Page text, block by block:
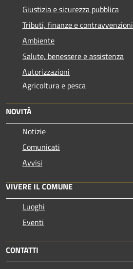
Giustizia e sicurezza pubblica
Tributi, finanze e contravvenzioni
Ambiente
Salute, benessere e assistenza
Autorizzazioni
Agricoltura e pesca
NOVITÀ
Notizie
Comunicati
Avvisi
VIVERE IL COMUNE
Luoghi
Eventi
CONTATTI